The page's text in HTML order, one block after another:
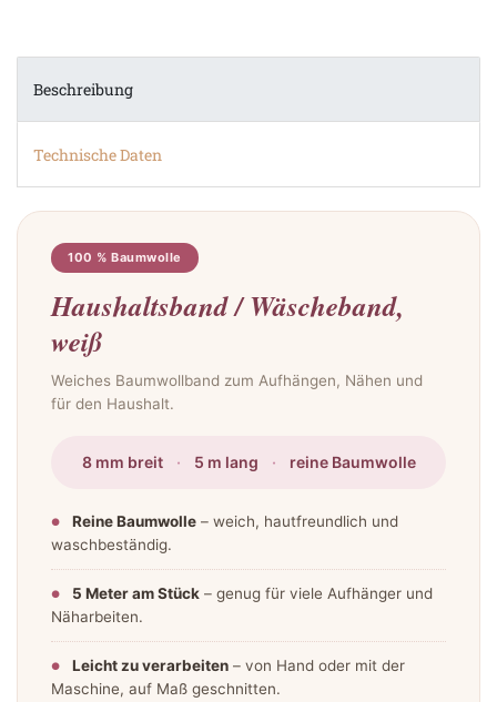
Beschreibung
Technische Daten
100 % Baumwolle
Haushaltsband / Wäscheband,
weiß
Weiches Baumwollband zum Aufhängen, Nähen und
für den Haushalt.
8 mm breit · 5 m lang · reine Baumwolle
Reine Baumwolle – weich, hautfreundlich und
waschbeständig.
5 Meter am Stück – genug für viele Aufhänger und
Näharbeiten.
Leicht zu verarbeiten – von Hand oder mit der
Maschine, auf Maß geschnitten.